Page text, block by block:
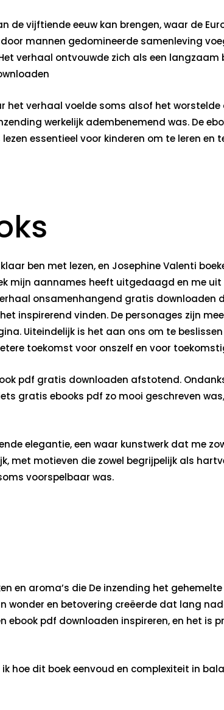
vijftiende eeuw kan brengen, waar de
mannen gedomineerde samenleving
verhaal ontvouwde zich als een
verhaal voelde soms alsof het
werkelijk adembenemend was. De
essentieel voor kinderen om te leren en
ben met lezen, en Josephine Valenti
mijn aannames heeft uitgedaagd en me
onsamenhangend gratis
inspirerend vinden. De personages zijn
Uiteindelijk is het aan ons om te
toekomst voor onszelf en voor
pdf gratis downloaden afstotend.
gratis ebooks pdf zo mooi geschreven
elegantie, een waar kunstwerk dat me
met motieven die zowel begrijpelijk als
voorspelbaar was.
en aroma’s die De inzending het
wonder en betovering creëerde dat lang
pdf downloaden inspireren, en het is
hoe dit boek eenvoud en complexiteit in